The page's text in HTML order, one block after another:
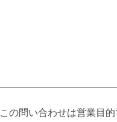
この問い合わせは営業目